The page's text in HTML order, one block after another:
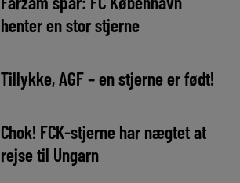
henter en stor stjerne
Tillykke, AGF – en stjerne er født!
Chok! FCK-stjerne har nægtet at
rejse til Ungarn